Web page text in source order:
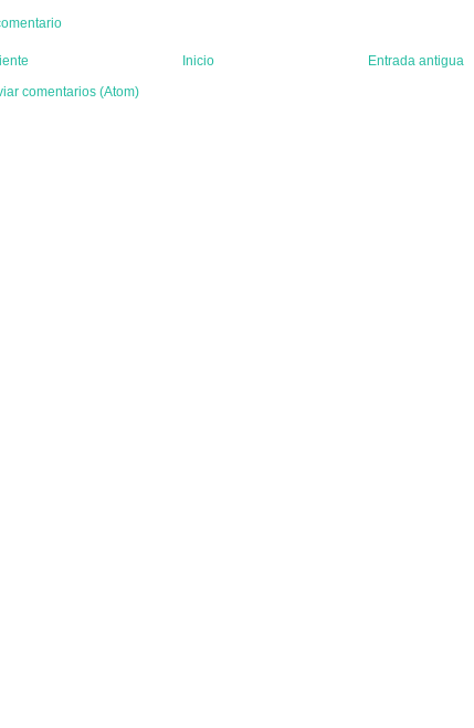
Entrada antigua
Inicio
comentarios (Atom)